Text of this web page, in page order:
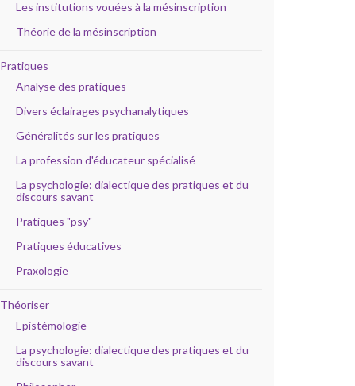
Les institutions vouées à la mésinscription
Théorie de la mésinscription
Pratiques
Analyse des pratiques
Divers éclairages psychanalytiques
Généralités sur les pratiques
La profession d'éducateur spécialisé
La psychologie: dialectique des pratiques et du
discours savant
Pratiques "psy"
Pratiques éducatives
Praxologie
Théoriser
Epistémologie
La psychologie: dialectique des pratiques et du
discours savant